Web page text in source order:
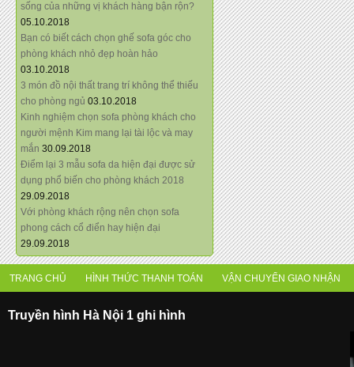
sống của những vị khách hàng bận rộn?
05.10.2018
Bạn có biết cách chọn ghế sofa góc cho
phòng khách nhỏ đẹp hoàn hảo
03.10.2018
3 món đồ nội thất trang trí không thể thiếu
cho phòng ngủ 03.10.2018
Kinh nghiệm chọn sofa phòng khách cho
người mệnh Kim mang lại tài lộc và may
mắn 30.09.2018
Điểm lại 3 mẫu sofa da hiện đại được sử
dụng phổ biến cho phòng khách 2018
29.09.2018
Với phòng khách rộng nên chọn sofa
phong cách cổ điển hay hiện đại
29.09.2018
TRANG CHỦ HÌNH THỨC THANH TOÁN VẬN CHUYỂN GIAO NHẬN
Truyền hình Hà Nội 1 ghi hình